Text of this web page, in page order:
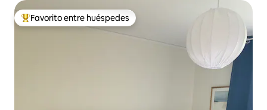
De los mejores en Favorito entre huéspedes
Favorito entre huéspedes